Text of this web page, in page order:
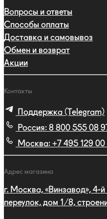
Вопросы и ответы
Способы оплаты
Доставка и самовывоз
Обмен и возврат
Акции
Контакты
Поддержка (Telegram)
Россия: 8 800 555 08
Москва: +7 495 129 00
Адрес магазина
г. Москва, «Винзавод», 4-
переулок, дом 1/8,